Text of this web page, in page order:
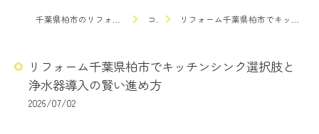
コラム リフォーム千葉県柏市でキッチンシンク選択肢と浄水器導入の賢い進め方
リフォーム千葉県柏市でキッチンシンク選択肢と
浄水器導入の賢い進め方
2026/07/02